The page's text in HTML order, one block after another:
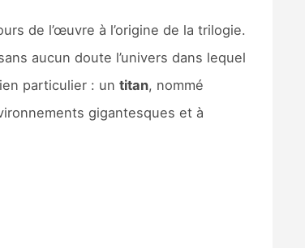
de l’œuvre à l’origine de la trilogie.
aucun doute l’univers dans lequel
particulier : un titan, nommé
gigantesques et à